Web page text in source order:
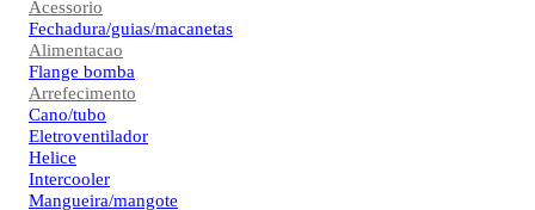
Acessorio
Fechadura/guias/macanetas
Alimentacao
Flange bomba
Arrefecimento
Cano/tubo
Eletroventilador
Helice
Intercooler
Mangueira/mangote